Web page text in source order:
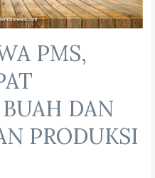
PMS,
DAN
PRODUKSI